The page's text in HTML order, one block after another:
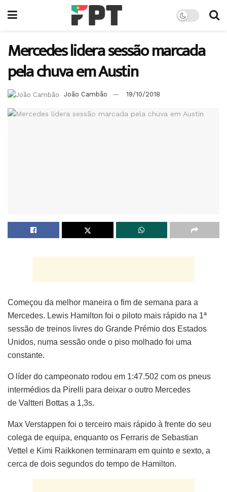
Mercedes lidera sessão marcada
pela chuva em Austin
João Cambão 19/10/2018
Começou da melhor maneira o fim de semana para a
Mercedes. Lewis Hamilton foi o piloto mais rápido na 1ª
sessão de treinos livres do Grande Prémio dos Estados
Unidos, numa sessão onde o piso molhado foi uma
constante.
O líder do campeonato rodou em 1:47.502 com os pneus
intermédios da Pirelli para deixar o outro Mercedes
de Valtteri Bottas a 1,3s.
Max Verstappen foi o terceiro mais rápido à frente do seu
colega de equipa, enquanto os Ferraris de Sebastian
Vettel e Kimi Raikkonen terminaram em quinto e sexto, a
cerca de dois segundos do tempo de Hamilton.